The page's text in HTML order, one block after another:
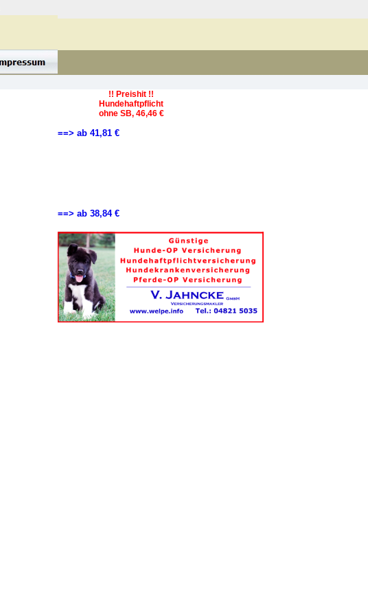
==> ab 41,81 €
==> ab 38,84 €
!! Preishit !!
Hundehaftpflicht
ohne SB, 46,46 €